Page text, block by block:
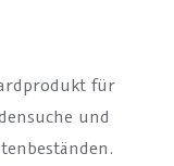
für
und